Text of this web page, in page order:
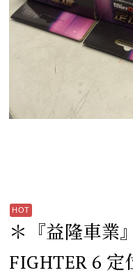
＊『益隆車業
FIGHTER 6 定